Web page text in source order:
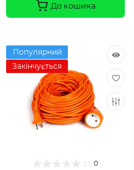
До кошика
Популярний
Закінчується
0